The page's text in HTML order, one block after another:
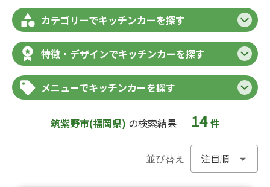
カテゴリーでキッチンカーを探す
特徴・デザインでキッチンカーを探す
メニューでキッチンカーを探す
筑紫野市(福岡県) の検索結果 14件
並び替え